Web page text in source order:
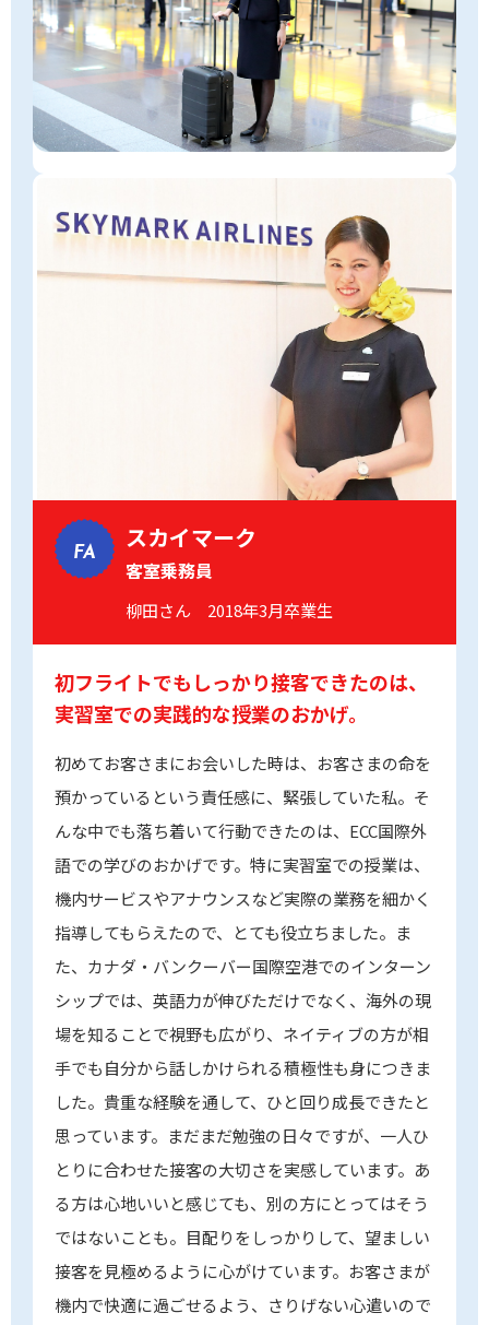
FA
スカイマーク
客室乗務員
柳田さん 2018年3月卒業生
初フライトでもしっかり接客できたのは、
実習室での実践的な授業のおかげ。
初めてお客さまにお会いした時は、お客さまの命を
預かっているという責任感に、緊張していた私。そ
んな中でも落ち着いて行動できたのは、ECC国際外
語での学びのおかげです。特に実習室での授業は、
機内サービスやアナウンスなど実際の業務を細かく
指導してもらえたので、とても役立ちました。ま
た、カナダ・バンクーバー国際空港でのインターン
シップでは、英語力が伸びただけでなく、海外の現
場を知ることで視野も広がり、ネイティブの方が相
手でも自分から話しかけられる積極性も身につきま
した。貴重な経験を通して、ひと回り成長できたと
思っています。まだまだ勉強の日々ですが、一人ひ
とりに合わせた接客の大切さを実感しています。あ
る方は心地いいと感じても、別の方にとってはそう
ではないことも。目配りをしっかりして、望ましい
接客を見極めるように心がけています。お客さまが
機内で快適に過ごせるよう、さりげない心遣いので